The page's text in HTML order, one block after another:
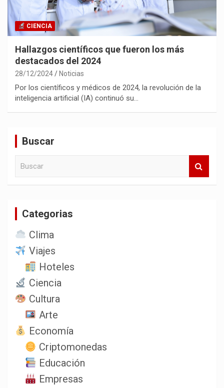
CIENCIA
Hallazgos científicos que fueron los más
destacados del 2024
28/12/2024 Noticias
Por los científicos y médicos de 2024, la revolución de la
inteligencia artificial (IA) continuó su…
Buscar
Categorias
Clima
Viajes
Hoteles
Ciencia
Cultura
Arte
Economía
Criptomonedas
Educación
Empresas